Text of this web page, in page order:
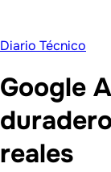
Diario Técnico
Google
reales